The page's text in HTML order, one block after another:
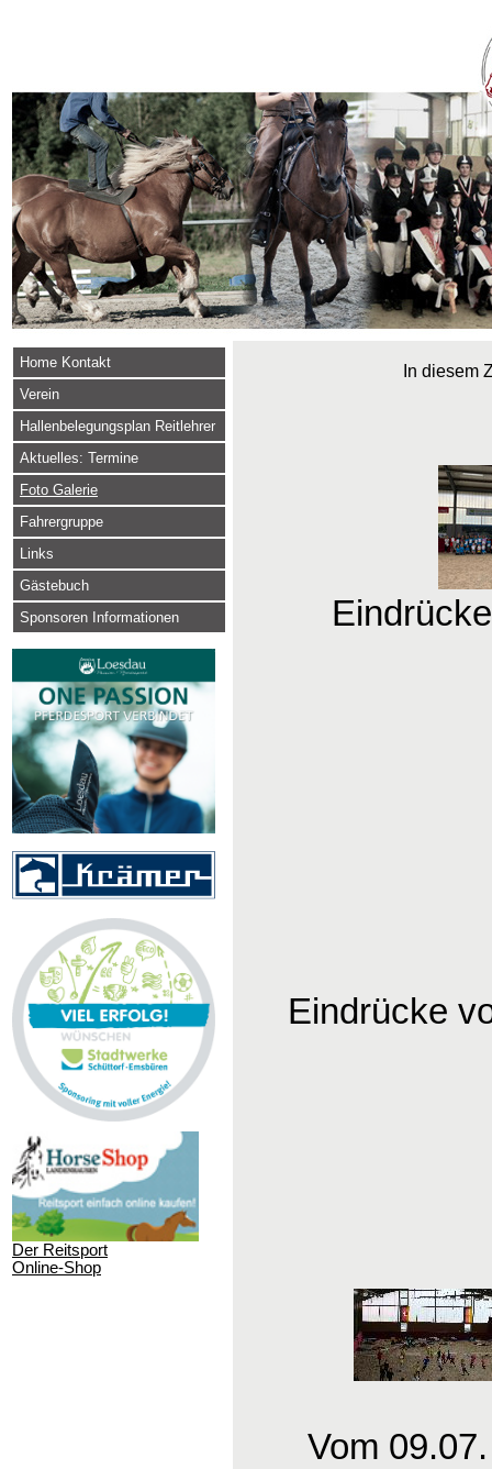
Home Kontakt
Verein
Hallenbelegungsplan Reitlehrer
Aktuelles: Termine
Foto Galerie
Fahrergruppe
Links
Gästebuch
Sponsoren Informationen
Der Reitsport
Online-Shop
In diesem
Eindrücke
Vom